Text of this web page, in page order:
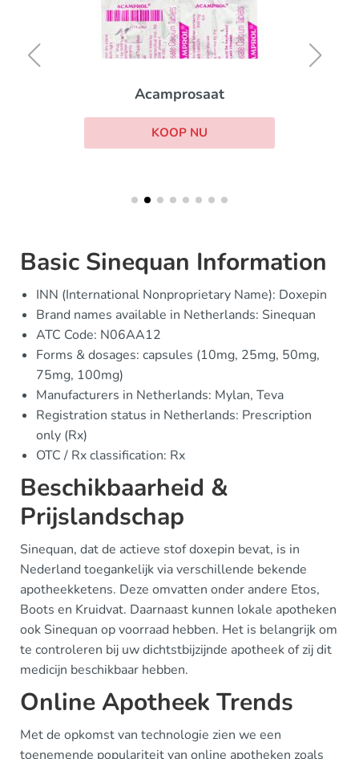
Acamprosaat
KOOP NU
Basic Sinequan Information
INN (International Nonproprietary Name): Doxepin
Brand names available in Netherlands: Sinequan
ATC Code: N06AA12
Forms & dosages: capsules (10mg, 25mg, 50mg,
75mg, 100mg)
Manufacturers in Netherlands: Mylan, Teva
Registration status in Netherlands: Prescription
only (Rx)
OTC / Rx classification: Rx
Beschikbaarheid &
Prijslandschap
Sinequan, dat de actieve stof doxepin bevat, is in
Nederland toegankelijk via verschillende bekende
apotheekketens. Deze omvatten onder andere Etos,
Boots en Kruidvat. Daarnaast kunnen lokale apotheken
ook Sinequan op voorraad hebben. Het is belangrijk om
te controleren bij uw dichtstbijzijnde apotheek of zij dit
medicijn beschikbaar hebben.
Online Apotheek Trends
Met de opkomst van technologie zien we een
toenemende populariteit van online apotheken zoals